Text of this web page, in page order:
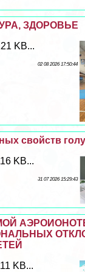
ЗДОРОВЬЕ
KB...
02 08 2026 17:50:44
свойств
KB...
31 07 2026 15:29:43
KB...